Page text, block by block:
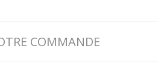
COMMANDE